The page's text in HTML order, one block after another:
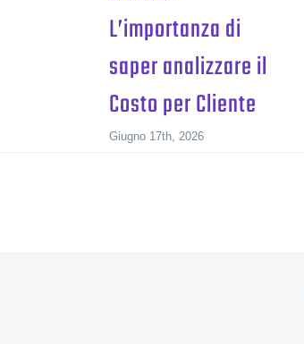
L’importanza di
saper analizzare il
Costo per Cliente
Giugno 17th, 2026